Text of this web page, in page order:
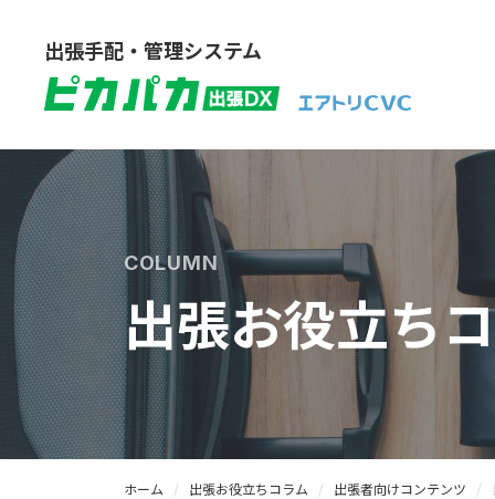
出張手配・管理システム
COLUMN
出張お役立ち
ホーム 出張お役立ちコラム 出張者向けコンテンツ